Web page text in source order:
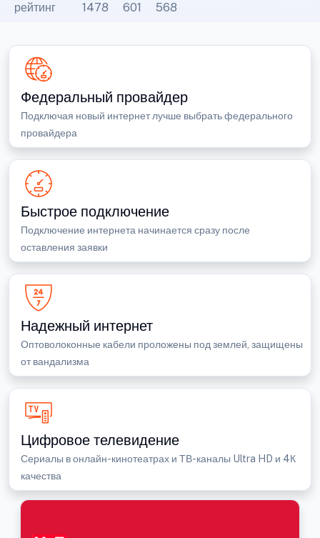
рейтинг 1478 601 568
Федеральный провайдер
Подключая новый интернет лучше выбрать федерального
провайдера
Быстрое подключение
Подключение интернета начинается сразу после
оставления заявки
Надежный интернет
Оптоволоконные кабели проложены под землей, защищены
от вандализма
Цифровое телевидение
Сериалы в онлайн-кинотеатрах и ТВ-каналы Ultra HD и 4К
качества